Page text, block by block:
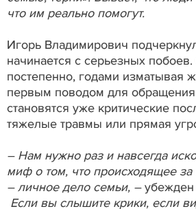
что им реально помогут.
Игорь Владимирович
начинается с серьезных
постепенно, годами изматывая
первым поводом для
становятся уже критические
тяжелые травмы или прямая
– Нам нужно раз и навсегда
миф о том, что происходящее за
– личное дело семьи, –
Если вы слышите крики, если